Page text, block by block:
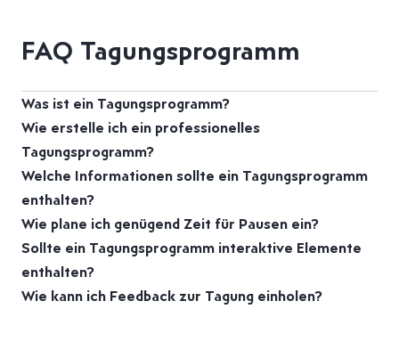
FAQ Tagungsprogramm
Was ist ein Tagungsprogramm?
Wie erstelle ich ein professionelles
Tagungsprogramm?
Welche Informationen sollte ein Tagungsprogramm
enthalten?
Wie plane ich genügend Zeit für Pausen ein?
Sollte ein Tagungsprogramm interaktive Elemente
enthalten?
Wie kann ich Feedback zur Tagung einholen?